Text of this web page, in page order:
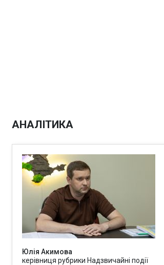
АНАЛІТИКА
Юлія Акимова
керівниця рубрики Надзвичайні події